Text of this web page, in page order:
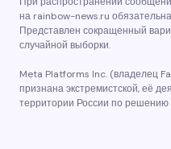
на rainbow-news.ru
Представлен сокращенный
случайной выборки.
Meta Platforms Inc. (владелец
признана экстремистской, её
территории России по решению